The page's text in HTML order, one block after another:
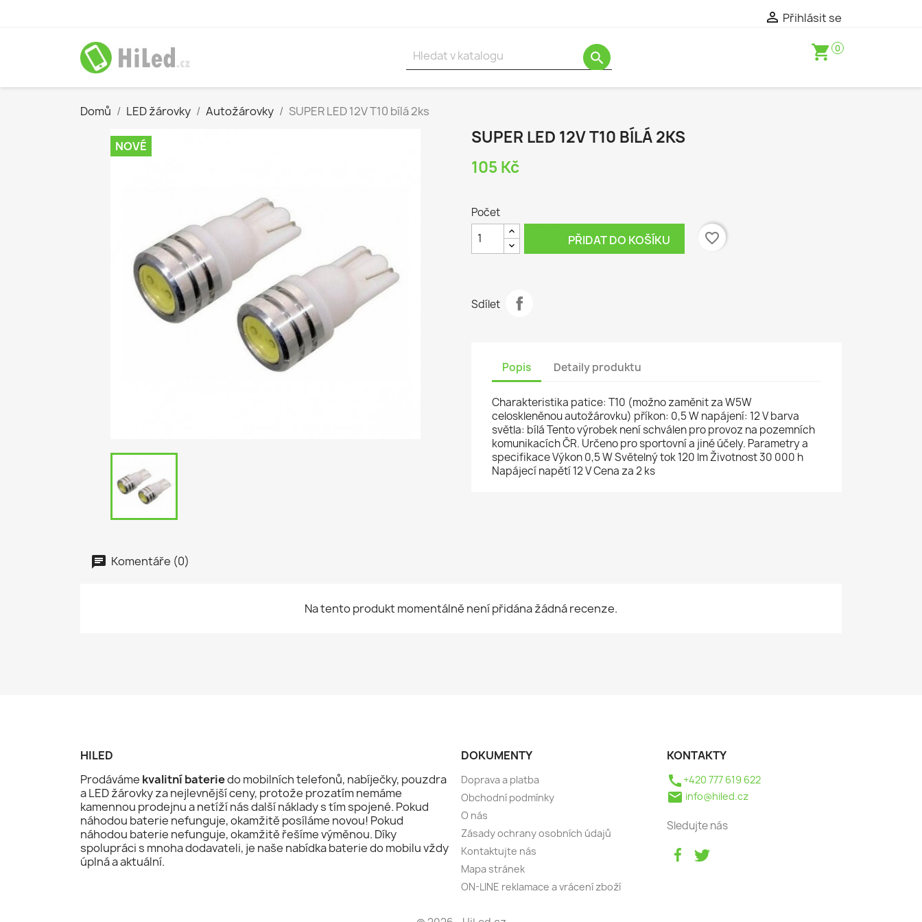
 Přihlásit se
search shopping_cart 0
Domů LED žárovky Autožárovky SUPER LED 12V T10 bílá 2ks
NOVÉ
SUPER LED 12V T10 BÍLÁ 2KS
105 Kč
Počet
PŘIDAT DO KOŠÍKU favorite_border
Sdílet
Popis Detaily produktu
Charakteristika patice: T10 (možno zaměnit za W5W
celoskleněnou autožárovku) příkon: 0,5 W napájení: 12 V barva
světla: bílá Tento výrobek není schválen pro provoz na pozemních
komunikacích ČR. Určeno pro sportovní a jiné účely. Parametry a
specifikace Výkon 0,5 W Světelný tok 120 lm Životnost 30 000 h
Napájecí napětí 12 V Cena za 2 ks
Komentáře (0)
Na tento produkt momentálně není přidána žádná recenze.
HILED
Prodáváme kvalitní bateriedo mobilních telefonů, nabíječky, pouzdra
a LED žárovky za nejlevnější ceny, protože prozatím nemáme
kamennou prodejnu a netíží nás další náklady s tím spojené. Pokud
náhodou baterie nefunguje, okamžitě posíláme novou! Pokud
náhodou baterie nefunguje, okamžitě řešíme výměnou. Díky
spolupráci s mnoha dodavateli, je naše nabídka baterie do mobilu vždy
úplná a aktuální.
DOKUMENTY
Doprava a platba
Obchodní podmínky
O nás
Zásady ochrany osobních údajů
Kontaktujte nás
Mapa stránek
ON-LINE reklamace a vrácení zboží
KONTAKTY
call +420 777 619 622
mail info@hiled.cz
Sledujte nás